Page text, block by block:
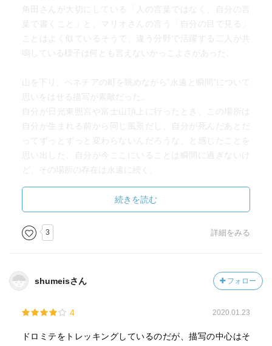
角田さんが大切にしている「人の言葉ではなく、自分の言
葉で書くこと」と、マリオさんの言う「自分の目で見る」
ことはよく似ているそうで、違う分野で活躍する二人が共
鳴している様子は何とも言えないかっこよさがあった。
山を下り、ベネチアの町を眺めながら”永遠と瞬間”について
思いをはせる描写が素敵だった。
自分が日光東照宮や富士山頂上に行ったとき、この場所は
自分が生まれる前から同じ風景だし、自分が死んだあとだ
ってずっとずっと変わらないんだろうな、と感じたことを
思い出した。自分が今ここにいることは瞬間に過ぎないけ
ど、その場所の存在は永遠に続く。
続きを読む
3 詳細をみる
shumeisさん フォロー
4 2020.01.23
ドロミテをトレッキングしているのだが、描写の中心はそ